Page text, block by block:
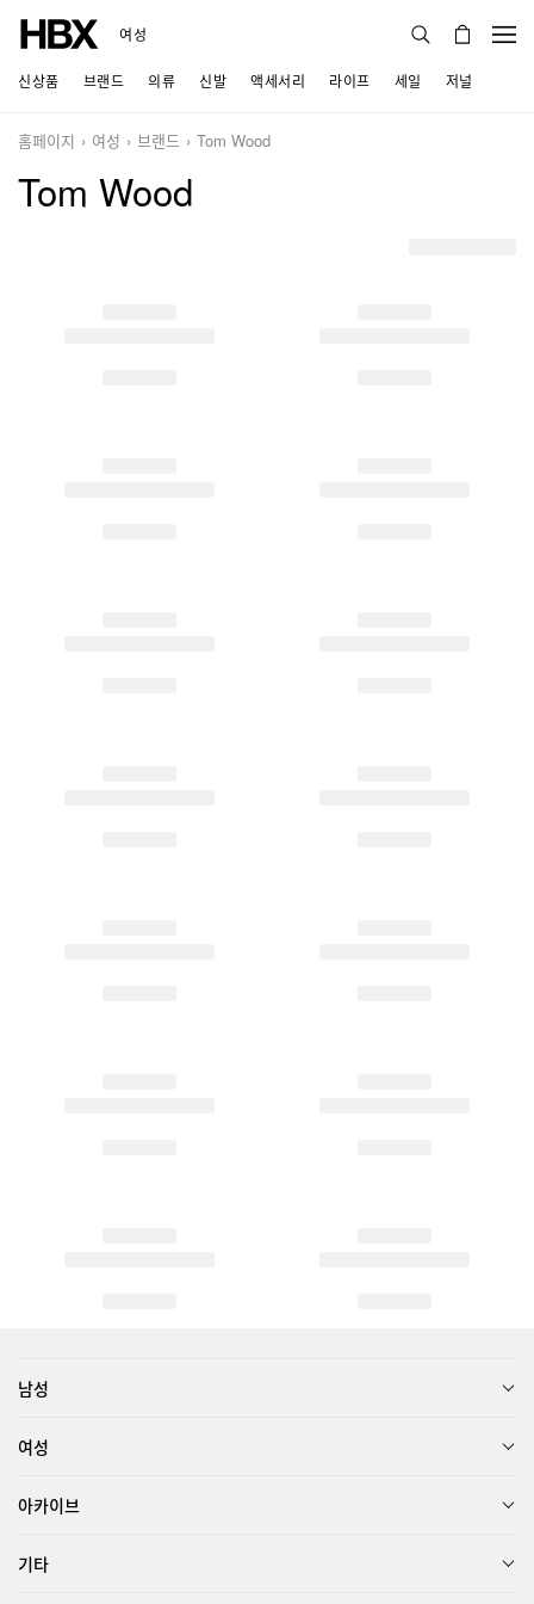
여성
신상품 브랜드 의류 신발 액세서리 라이프 세일 저널
홈페이지 여성 브랜드 Tom Wood
Tom Wood
남성
여성
아카이브
기타